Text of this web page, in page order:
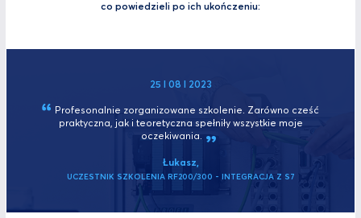
co powiedzieli po ich ukończeniu:
25 I 08 I 2023
Profesonalnie zorganizowane szkolenie. Zarówno cześć
praktyczna, jak i teoretyczna spełniły wszystkie moje
oczekiwania.
Łukasz,
UCZESTNIK SZKOLENIA RF200/300 - INTEGRACJA Z S7